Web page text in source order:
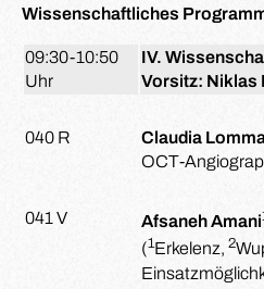
Wissenschaftliches
09:30-10:50
Uhr
IV.
Vorsitz: Niklas
040 R Claudia
OCT-
041 V Afsaneh Amani
(1Erkelenz, 2